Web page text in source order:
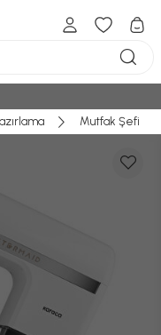
Mutfak Şefi